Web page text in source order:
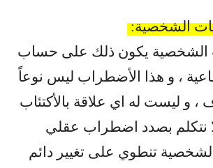
الشخصية:
الشخصية يكون ذلك على حساب
، و هذا الأضطراب ليس نوعاً
، و ليست له اي علاقة بالأكتئاب
نتكلم بصدد اضطراب عقلي
تنطوي على تغيير دائم